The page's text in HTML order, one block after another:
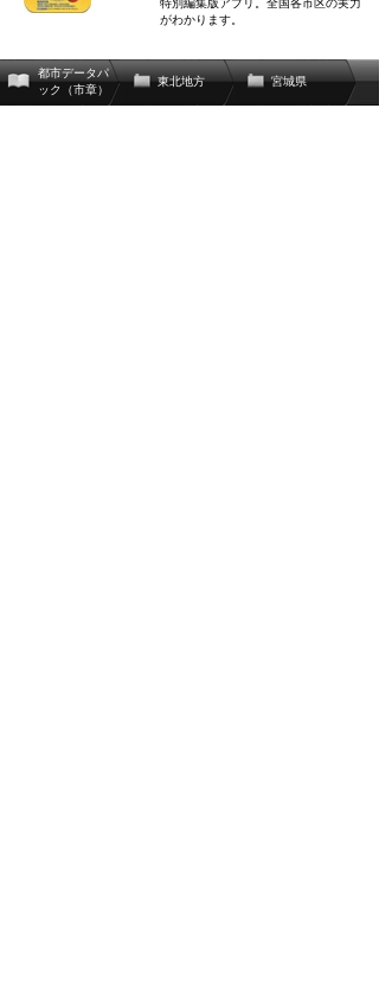
特別編集版アプリ。全国各市区の実力
がわかります。
都市データパ
ック（市章）
東北地方 宮城県